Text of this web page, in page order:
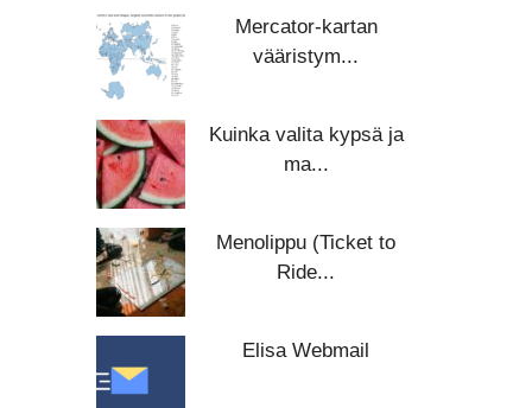
Mercator-kartan
vääristym...
Kuinka valita kypsä ja
ma...
Menolippu (Ticket to
Ride...
Elisa Webmail